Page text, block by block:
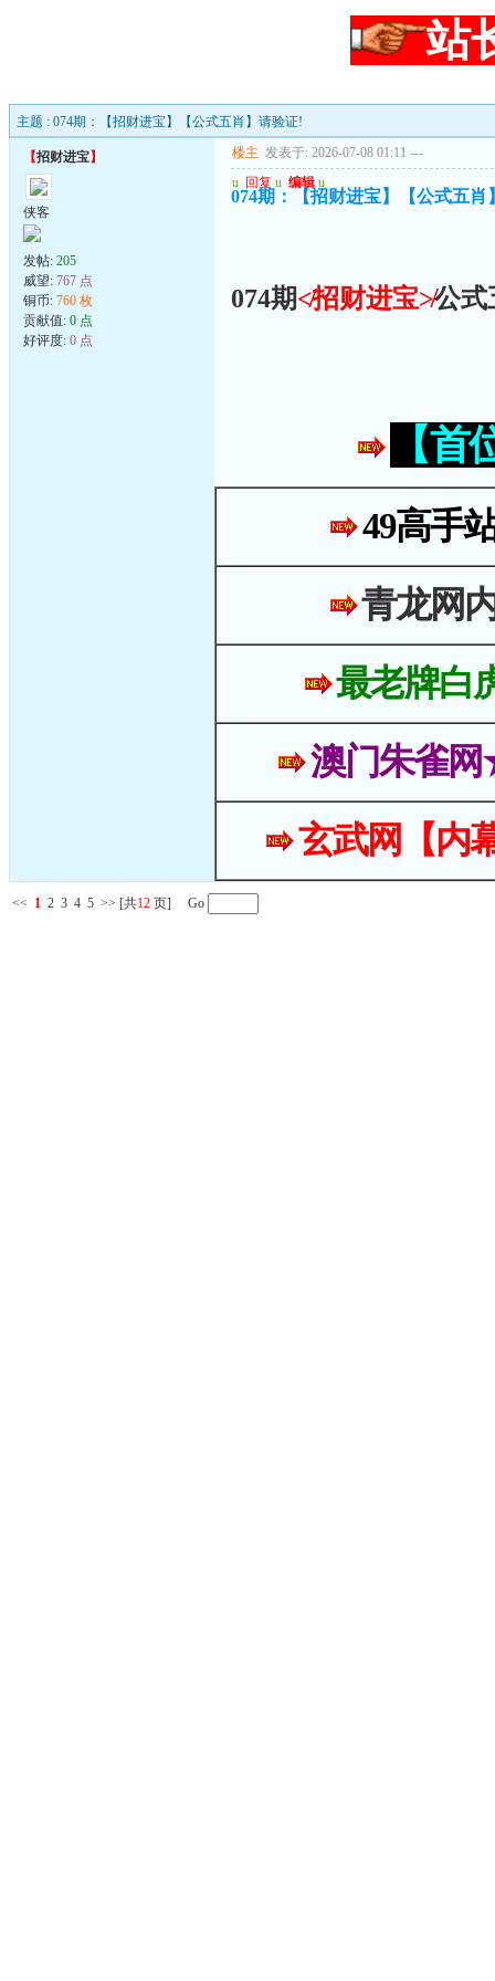
站
主题 : 074期：【招财进宝】【公式五肖】请验证!
【招财进宝】
侠客
发帖: 205
威望: 767 点
铜币: 760 枚
贡献值: 0 点
好评度: 0 点
楼主 发表于: 2026-07-08 01:11 ---
u 回复 u 编辑 u
074期：【招财进宝】【公式五肖
074期≮招财进宝≯公
【
49高手
青龙网
最老牌白
澳门朱雀
玄武网【内
<< 1 2 3 4 5 >> [共12 页] Go